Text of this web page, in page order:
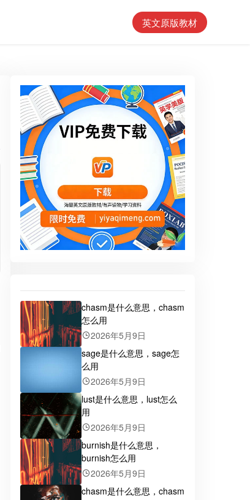
英文原版教材
chasm是什么意思，chasm
怎么用
2026年5月9日
sage是什么意思，sage怎
么用
2026年5月9日
lust是什么意思，lust怎么
用
2026年5月9日
burnish是什么意思，
burnish怎么用
2026年5月9日
chasm是什么意思，chasm